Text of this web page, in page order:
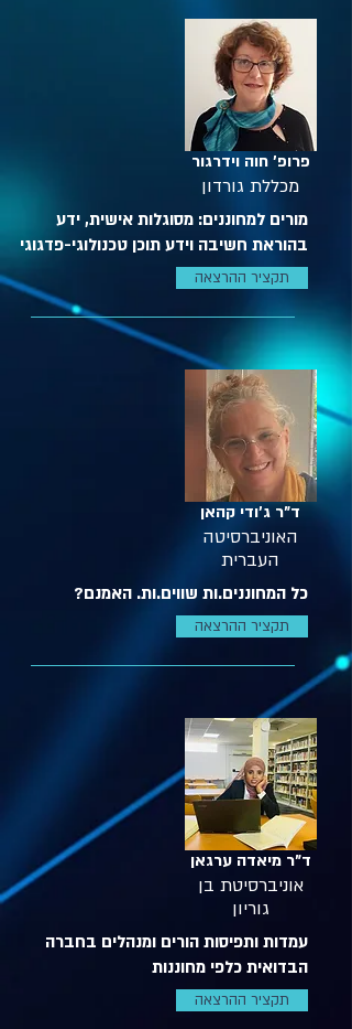
פרופ' חוה וידרגור
מכללת גורדון
מורים למחוננים: מסוגלות אישית, ידע
בהוראת חשיבה וידע תוכן טכנולוגי-פדגוגי
תקציר ההרצאה
ד"ר ג'ודי קהאן
האוניברסיטה
העברית
כל המחוננים.ות שווים.ות. האמנם?
תקציר ההרצאה
ד"ר מיאדה ערגאן
אוניברסיטת בן
גוריון
עמדות ותפיסות הורים ומנהלים בחברה
הבדואית כלפי מחוננות
תקציר ההרצאה